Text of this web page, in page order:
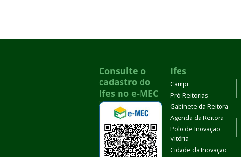
Consulte o
cadastro do
Ifes no e-MEC
Ifes
Campi
Pró-Reitorias
Gabinete da Reitora
Agenda da Reitora
Polo de Inovação
Vitória
Cidade da Inovação